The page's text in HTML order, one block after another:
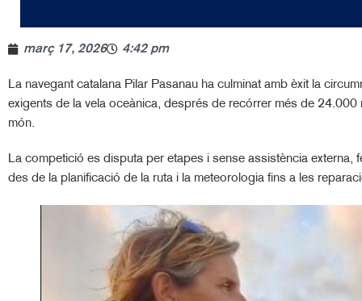
març 17, 2026 4:42 pm
La navegant catalana Pilar Pasanau ha culminat amb èxit la
exigents de la vela oceànica, després de recórrer més de
món.
La competició es disputa per etapes i sense assistència
des de la planificació de la ruta i la meteorologia fins a les